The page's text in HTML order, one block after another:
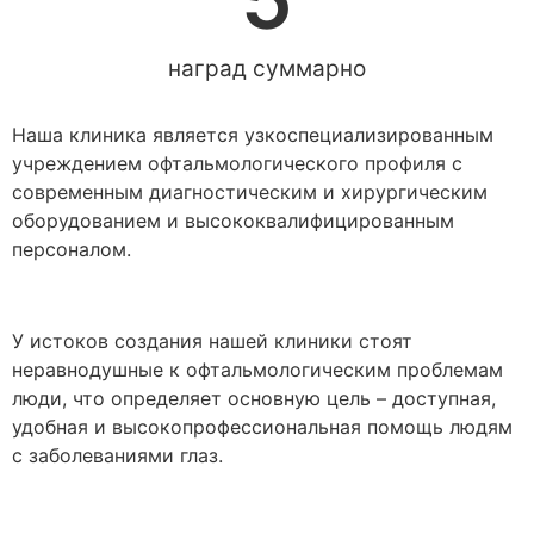
наград суммарно
Наша клиника является узкоспециализированным
учреждением офтальмологического профиля с
современным диагностическим и хирургическим
оборудованием и высококвалифицированным
персоналом.
У истоков создания нашей клиники стоят
неравнодушные к офтальмологическим проблемам
люди, что определяет основную цель – доступная,
удобная и высокопрофессиональная помощь людям
с заболеваниями глаз.